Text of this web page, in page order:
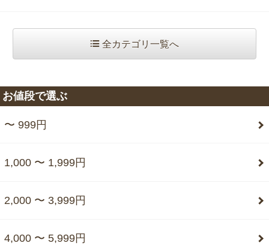
全カテゴリ一覧へ
お値段で選ぶ
〜 999円
1,000 〜 1,999円
2,000 〜 3,999円
4,000 〜 5,999円